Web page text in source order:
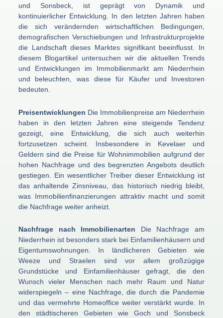
und Sonsbeck, ist geprägt von Dynamik und
kontinuierlicher Entwicklung. In den letzten Jahren haben
die sich verändernden wirtschaftlichen Bedingungen,
demografischen Verschiebungen und Infrastrukturprojekte
die Landschaft dieses Marktes signifikant beeinflusst. In
diesem Blogartikel untersuchen wir die aktuellen Trends
und Entwicklungen im Immobilienmarkt am Niederrhein
und beleuchten, was diese für Käufer und Investoren
bedeuten.
Preisentwicklungen Die Immobilienpreise am Niederrhein
haben in den letzten Jahren eine steigende Tendenz
gezeigt, eine Entwicklung, die sich auch weiterhin
fortzusetzen scheint. Insbesondere in Kevelaer und
Geldern sind die Preise für Wohnimmobilien aufgrund der
hohen Nachfrage und des begrenzten Angebots deutlich
gestiegen. Ein wesentlicher Treiber dieser Entwicklung ist
das anhaltende Zinsniveau, das historisch niedrig bleibt,
was Immobilienfinanzierungen attraktiv macht und somit
die Nachfrage weiter anheizt.
Nachfrage nach Immobilienarten Die Nachfrage am
Niederrhein ist besonders stark bei Einfamilienhäusern und
Eigentumswohnungen. In ländlicheren Gebieten wie
Weeze und Straelen sind vor allem großzügige
Grundstücke und Einfamilienhäuser gefragt, die den
Wunsch vieler Menschen nach mehr Raum und Natur
widerspiegeln – eine Nachfrage, die durch die Pandemie
und das vermehrte Homeoffice weiter verstärkt wurde. In
den städtischeren Gebieten wie Goch und Sonsbeck